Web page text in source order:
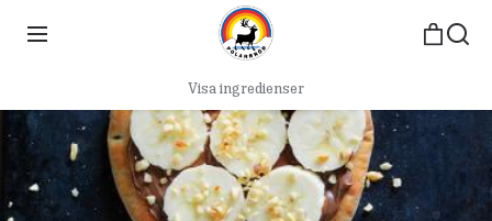
Visa ingredienser